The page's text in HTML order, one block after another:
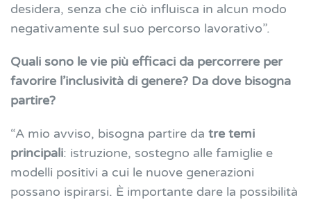
desidera, senza che ciò influisca in alcun modo
negativamente sul suo percorso lavorativo”.
Quali sono le vie più efficaci da percorrere per
favorire l’inclusività di genere? Da dove bisogna
partire?
“A mio avviso, bisogna partire da tre temi
principali: istruzione, sostegno alle famiglie e
modelli positivi a cui le nuove generazioni
possano ispirarsi. È importante dare la possibilità